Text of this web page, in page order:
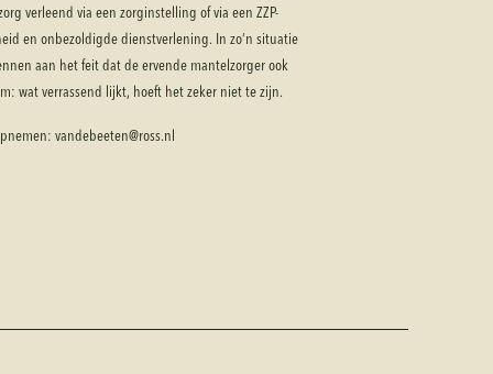
verleend via een zorginstelling of via een ZZP-
en onbezoldigde dienstverlening. In zo’n situatie
aan het feit dat de ervende mantelzorger ook
wat verrassend lijkt, hoeft het zeker niet te zijn.
vandebeeten@ross.nl